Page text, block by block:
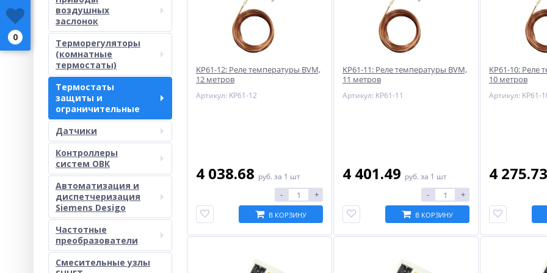
воздушных
заслонок
Терморегуляторы
(комнатные
термостаты)
Термостаты
защиты и
ограничительные
Датчики
Контроллеры
систем ОВК
Автоматизация и
диспетчеризация
Siemens Desigo
Частотные
преобразователи
Смесительные узлы
KP61-12: Реле температуры BVM,
12 метров
Артикул: KP61-12
4 038.68 руб. за 1 шт
- +
В КОРЗИНУ
KP61-11: Реле температуры BVM,
11 метров
Артикул: KP61-11
4 401.49 руб. за 1 шт
- +
В КОРЗИНУ
KP61-10: Реле
10 метров
Артикул: KP61-
4
0